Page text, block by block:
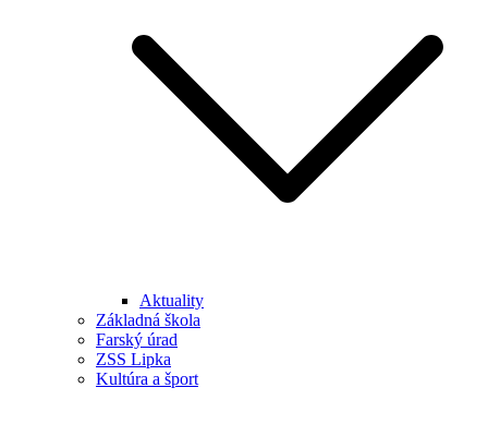
Aktuality
Základná škola
Farský úrad
ZSS Lipka
Kultúra a šport